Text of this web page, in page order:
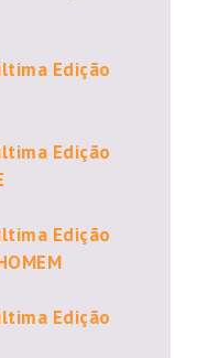
Edição
Edição
Edição
Edição